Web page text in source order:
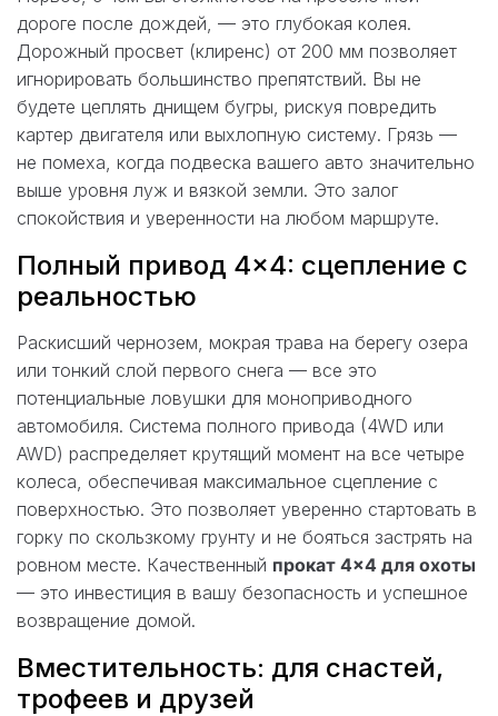
дороге после дождей, — это глубокая колея.
Дорожный просвет (клиренс) от 200 мм позволяет
игнорировать большинство препятствий. Вы не
будете цеплять днищем бугры, рискуя повредить
картер двигателя или выхлопную систему. Грязь —
не помеха, когда подвеска вашего авто значительно
выше уровня луж и вязкой земли. Это залог
спокойствия и уверенности на любом маршруте.
Полный привод 4×4: сцепление с
реальностью
Раскисший чернозем, мокрая трава на берегу озера
или тонкий слой первого снега — все это
потенциальные ловушки для моноприводного
автомобиля. Система полного привода (4WD или
AWD) распределяет крутящий момент на все четыре
колеса, обеспечивая максимальное сцепление с
поверхностью. Это позволяет уверенно стартовать в
горку по скользкому грунту и не бояться застрять на
ровном месте. Качественный прокат 4×4 для охоты
— это инвестиция в вашу безопасность и успешное
возвращение домой.
Вместительность: для снастей,
трофеев и друзей